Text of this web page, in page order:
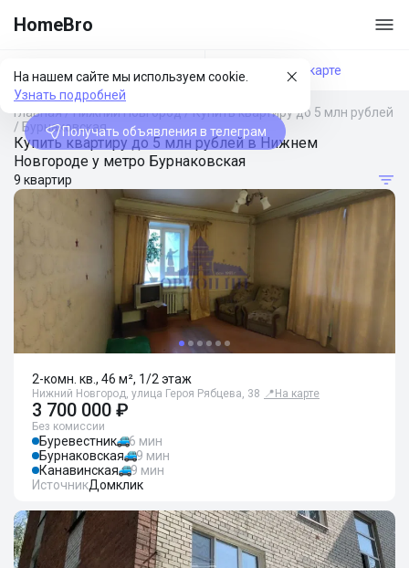
HomeBro
На нашем сайте мы используем cookie.
Узнать подробней
Получать объявления в телеграм
Фильтры На карте
Главная/Нижний Новгород/Купить квартиру до 5 млн рублей
/ Бурнаковская
Купить квартиру до 5 млн рублей в Нижнем
Новгороде у метро Бурнаковская
9 квартир
2-комн. кв., 46 м², 1/2 этаж
Нижний Новгород, улица Героя Рябцева, 38 📍 На карте
3 700 000 ₽
Без комиссии
Буревестник
6 мин
Бурнаковская
9 мин
Канавинская
9 мин
ИсточникДомклик